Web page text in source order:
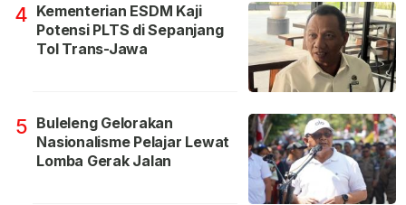
4 Kementerian ESDM Kaji
Potensi PLTS di Sepanjang
Tol Trans-Jawa
5 Buleleng Gelorakan
Nasionalisme Pelajar Lewat
Lomba Gerak Jalan